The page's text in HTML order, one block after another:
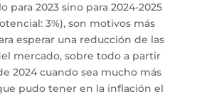
para 2023 sino para 2024-2025
3%), son motivos más
esperar una reducción de las
mercado, sobre todo a partir
2024 cuando sea mucho más
pudo tener en la inflación el